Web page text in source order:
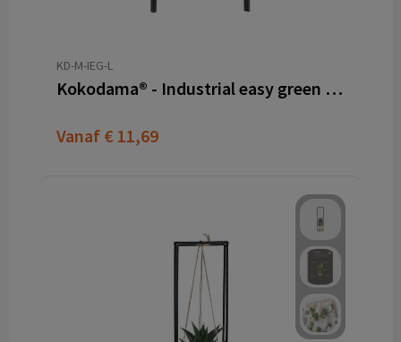
KD-M-IEG-L
Kokodama® - Industrial easy green mix (M)
Vanaf € 11,69